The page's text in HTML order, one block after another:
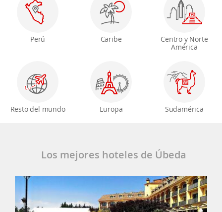
Perú Caribe
Centro y Norte
América
Resto del mundo Europa Sudamérica
Los mejores hoteles de Úbeda